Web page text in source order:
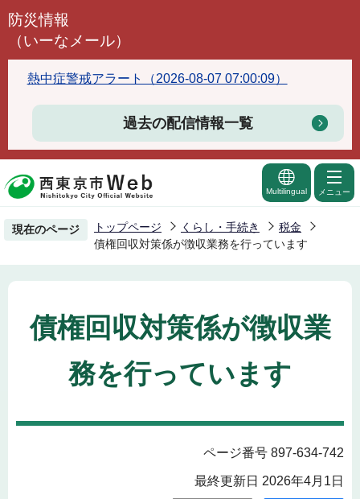
こ
頭
で
防災情報
（いーなメール）
熱中症警戒アラート（2026-08-07 07:00:09）
過去の配信情報一覧
Multilingual メニュー
現在のページ トップページ くらし・手続き
税金
債権回収対策係が徴収業務を行っています
債権回収対策係が徴収業
務を行っています
ページ番号 897-634-742
最終更新日 2026年4月1日